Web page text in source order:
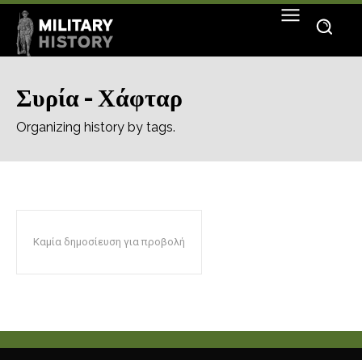
Συρία - Χάφταρ
Organizing history by tags.
Καμία δημοσίευση για προβολή